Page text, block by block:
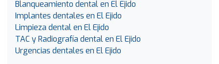
Blanqueamiento dental en El Ejido
Implantes dentales en El Ejido
Limpieza dental en El Ejido
TAC y Radiografía dental en El Ejido
Urgencias dentales en El Ejido